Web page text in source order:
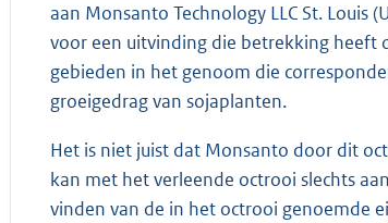
aan Monsanto Technology LLC St.
voor een uitvinding die betrekking heeft
gebieden in het genoom die
groeigedrag van sojaplanten.
Het is niet juist dat Monsanto door dit
kan met het verleende octrooi slechts
vinden van de in het octrooi genoemde